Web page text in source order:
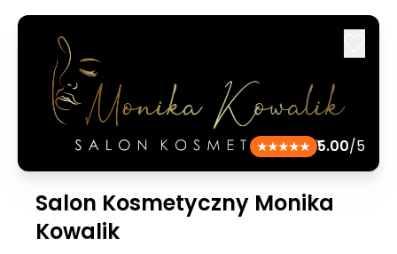
5.00/5
Salon Kosmetyczny Monika
Kowalik